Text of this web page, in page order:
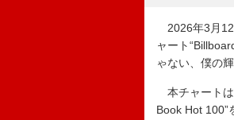
2026年3月12
ャート
ゃない、僕の
本チャートは
Book Hot 100”